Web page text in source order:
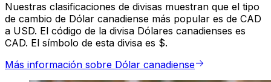
Nuestras clasificaciones de divisas muestran que el tipo
de cambio de Dólar canadiense más popular es de CAD
a USD. El código de la divisa Dólares canadienses es
CAD. El símbolo de esta divisa es $.
Más información sobre Dólar canadiense